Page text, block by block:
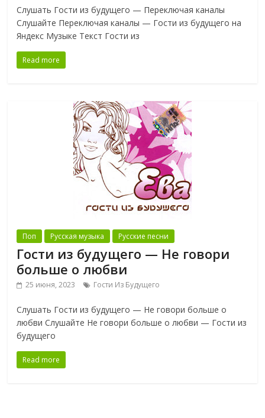
Слушать Гости из будущего — Переключая каналы
Слушайте Переключая каналы — Гости из будущего на
Яндекс Музыке Текст Гости из
Read more
Поп Русская музыка Русские песни
Гости из будущего — Не говори
больше о любви
25 июня, 2023 Гости Из Будущего
Слушать Гости из будущего — Не говори больше о
любви Слушайте Не говори больше о любви — Гости из
будущего
Read more